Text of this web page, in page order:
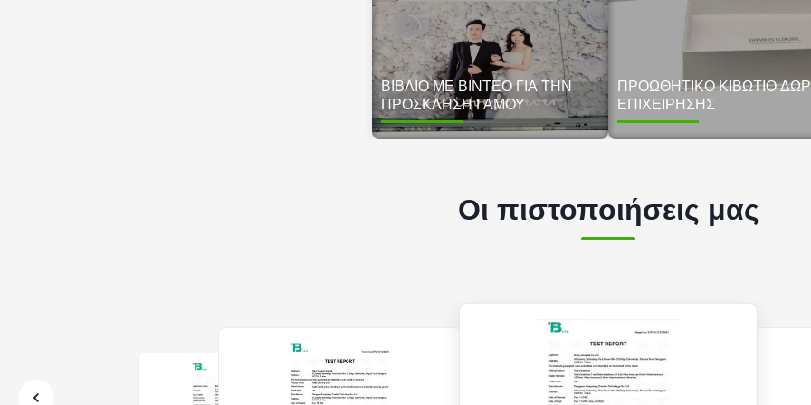
ΒΙΒΛΊΟ ΜΕ ΒΊΝΤΕΟ ΓΙΑ ΤΗΝ
ΠΡΌΣΚΛΗΣΗ ΓΆΜΟΥ
ΠΡΟΩΘΗΤΙΚΌ ΚΙΒΏΤΙΟ
ΕΠΙΧΕΊΡΗΣΗΣ
Οι πιστοποιήσεις μας